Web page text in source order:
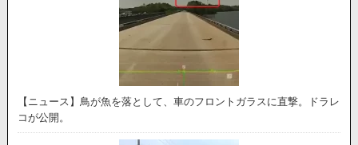
【ニュース】鳥が魚を落として、車のフロントガラスに直撃。ドラレ
コが公開。